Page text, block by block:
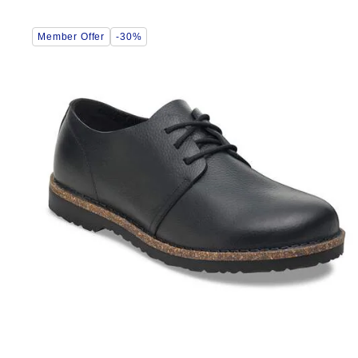
Interaktion
med
produktbilledet
Member Offer -30%